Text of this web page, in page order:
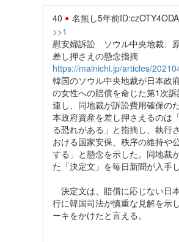
40 名無し5年前
>>1
慰安婦訴訟 ソウル中央地裁、
差し押さえの懸念指摘
https://mainichi.jp/articles/
韓国のソウル中央地裁が日本政
の女性への賠償を命じた第1次
連し、同地裁が訴訟費用確保の
本政府資産を差し押さえるのは
る恐れがある」と指摘し、執行
おける国家安保、秩序の維持や
する」と懸念を示した。同地裁
た「決定文」を毎日新聞が入手し
決定文は、賠償に応じない日
行に韓国司法が慎重な見解を示
ーキをかけたと言える。